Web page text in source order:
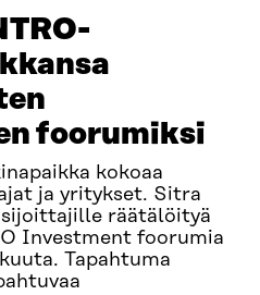
foorumiksi
kokoaa
ja yritykset. Sitra
sijoittajille räätälöityä
Investment foorumia
Tapahtuma